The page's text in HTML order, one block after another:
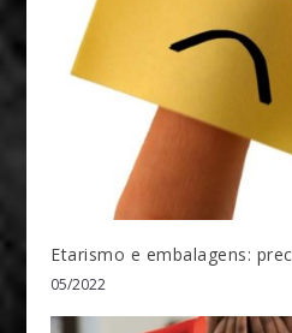
Etarismo e embalagens:
05/2022